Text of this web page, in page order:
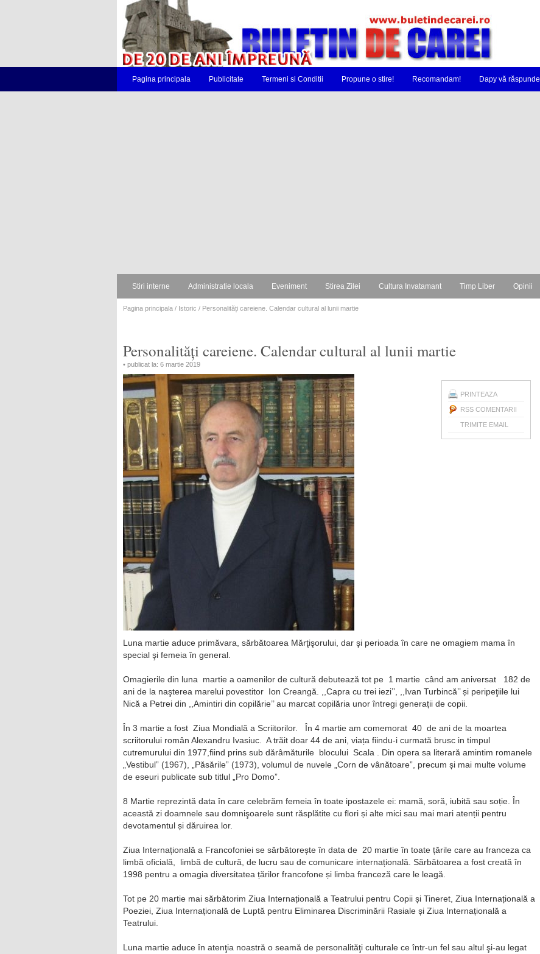
Pagina principala Publicitate Termeni si Conditii Propune o stire! Recomandam! Dapy vă răspunde
Stiri interne Administratie locala Eveniment Stirea Zilei Cultura Invatamant Timp Liber Opinii
Pagina principala / Istoric / Personalități careiene. Calendar cultural al lunii martie
Personalități careiene. Calendar cultural al lunii martie
• publicat la: 6 martie 2019
PRINTEAZA
RSS COMENTARII
TRIMITE EMAIL
Luna martie aduce primăvara, sărbătoarea Mărţişorului, dar şi perioada în care ne omagiem mama în
special şi femeia în general.
Omagierile din luna martie a oamenilor de cultură debutează tot pe 1 martie când am aniversat 182 de
ani de la naşterea marelui povestitor Ion Creangă. ,,Capra cu trei iezi’’, ,,Ivan Turbincă’’ și peripeţiile lui
Nică a Petrei din ,,Amintiri din copilărie’’ au marcat copilăria unor întregi generații de copii.
În 3 martie a fost Ziua Mondială a Scriitorilor. În 4 martie am comemorat 40 de ani de la moartea
scriitorului român Alexandru Ivasiuc. A trăit doar 44 de ani, viața fiindu-i curmată brusc in timpul
cutremurului din 1977,fiind prins sub dărâmăturile blocului Scala . Din opera sa literară amintim romanele
„Vestibul” (1967), „Păsările” (1973), volumul de nuvele „Corn de vânătoare”, precum și mai multe volume
de eseuri publicate sub titlul „Pro Domo”.
8 Martie reprezintă data în care celebrăm femeia în toate ipostazele ei: mamă, soră, iubită sau soție. În
această zi doamnele sau domnişoarele sunt răsplătite cu flori și alte mici sau mai mari atenții pentru
devotamentul și dăruirea lor.
Ziua Internațională a Francofoniei se sărbătorește în data de 20 martie în toate țările care au franceza ca
limbă oficială, limbă de cultură, de lucru sau de comunicare internațională. Sărbătoarea a fost creată în
1998 pentru a omagia diversitatea țărilor francofone și limba franceză care le leagă.
Tot pe 20 martie mai sărbătorim Ziua Internațională a Teatrului pentru Copii și Tineret, Ziua Internațională a
Poeziei, Ziua Internațională de Luptă pentru Eliminarea Discriminării Rasiale și Ziua Internațională a
Teatrului.
Luna martie aduce în atenţia noastră o seamă de personalităţi culturale ce într-un fel sau altul şi-au legat